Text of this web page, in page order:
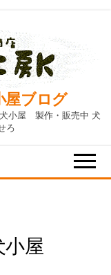
屋ブログ
小屋 製作・販売中 犬
ろ
小屋